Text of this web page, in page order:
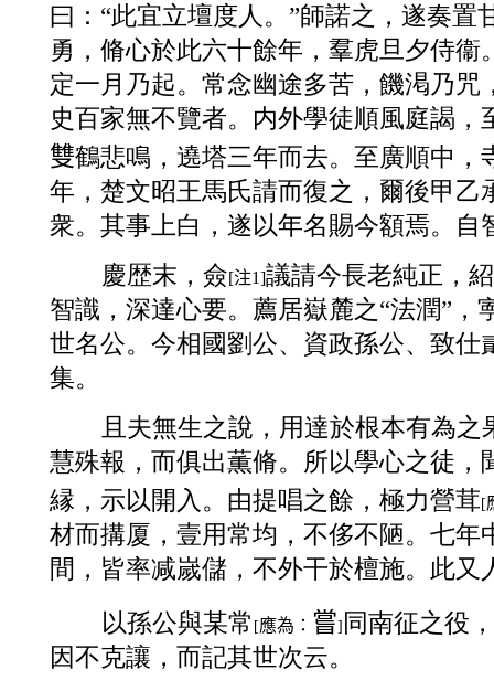
曰：“此宜立壇度人。”師諾之，遂奏
勇，脩心於此六十餘年，羣虎旦夕侍
定一月乃起。常念幽途多苦，饑渇乃咒
史百家無不覽者。内外學徒順風庭謁
雙鶴悲鳴，遶塔三年而去。至廣順中，
年，楚文昭王馬氏請而復之，爾後甲
衆。其事上白，遂以年名賜今額焉。
慶歴末，僉[注1]議請今長老純正，
智識，深達心要。薦居嶽麓之“法潤”，
世名公。今相國劉公、資政孫公、致仕
集。
且夫無生之說， 用達於根本有為之
慧殊報，而俱出薫脩。所以學心之徒
縁，示以開入。由提唱之餘，極力營茸 [
材而搆厦，壹用常均，不侈不陋。七
間，皆率减嵗儲，不外干於檀施。此又
以孫公與某常 [應為： 嘗] 同南征之役
因不克讓，而記其世次云。